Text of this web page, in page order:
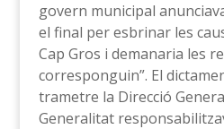
govern municipal
el final per esbrinar les
Cap Gros i demanaria les
corresponguin”. El
trametre la Direcció
Generalitat